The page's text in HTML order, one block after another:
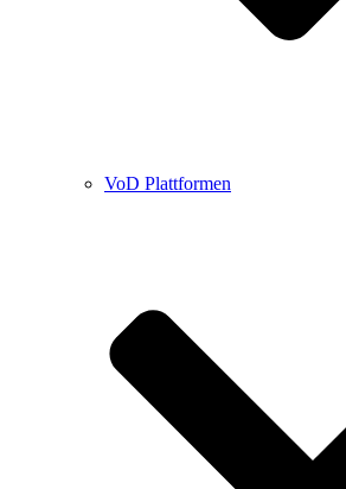
VoD Plattformen